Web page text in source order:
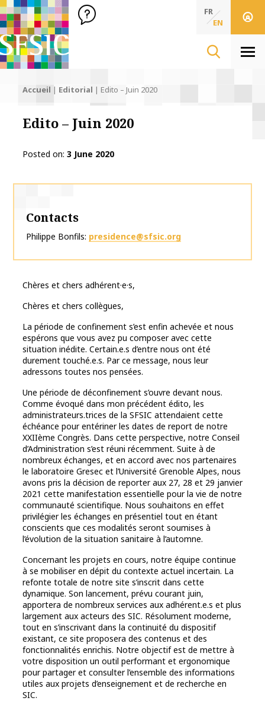
SFSIC Société Française des Sciences de l'Information & de
Société Française des Sciences de
FR
EN
Accueil | Editorial | Edito – Juin 2020
Edito – Juin 2020
Posted on 3 June 2020
Contacts
Philippe Bonfils presidence@sfsic.org
Chères et chers adhérent·e·s,
Chères et chers collègues,
La période de confinement s’est enfin achevée et nous
espérons que vous avez pu composer avec cette
situation inédite. Certain.e.s d’entre nous ont été
durement touché.e.s. Par ce message, nous leur
adressons toutes nos pensées.
Une période de déconfinement s’ouvre devant nous.
Comme évoqué dans mon précédent édito, les
administrateurs.trices de la SFSIC attendaient cette
échéance pour entériner les dates de report de notre
XXIIème Congrès. Dans cette perspective, notre Conseil
d’Administration s’est réuni récemment. Suite à de
nombreux échanges, et en accord avec nos partenaires
le laboratoire Gresec et l’Université Grenoble Alpes, nous
avons pris la décision de reporter aux 27, 28 et 29 janvier
2021 cette manifestation essentielle pour la vie de notre
communauté scientifique. Nous souhaitons en effet
privilégier les échanges en présentiel tout en étant
conscients que ces modalités seront soumises à
l’évolution de la situation sanitaire à l’automne.
Concernant les projets en cours, notre équipe continue
à se mobiliser en dépit du contexte actuel incertain. La
refonte totale de notre site s’inscrit dans cette
dynamique. Son lancement, prévu courant juin,
apportera de nombreux services aux adhérent.e.s et plus
largement aux acteurs des SIC. Résolument moderne,
tout en s’inscrivant dans la continuité du dispositif
existant, ce site proposera des contenus et des
fonctionnalités enrichis. Notre objectif est de mettre à
votre disposition un outil performant et ergonomique
pour partager et consulter l’ensemble des informations
utiles aux projets d’enseignement et de recherche en
SIC.